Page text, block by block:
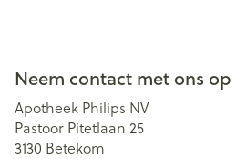
Neem contact met ons op
Apotheek Philips NV
Pastoor Pitetlaan 25
3130 Betekom